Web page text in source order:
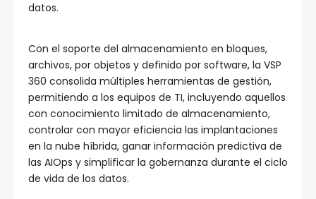
datos.
Con el soporte del almacenamiento en bloques,
archivos, por objetos y definido por software, la VSP
360 consolida múltiples herramientas de gestión,
permitiendo a los equipos de TI, incluyendo aquellos
con conocimiento limitado de almacenamiento,
controlar con mayor eficiencia las implantaciones
en la nube híbrida, ganar información predictiva de
las AIOps y simplificar la gobernanza durante el ciclo
de vida de los datos.